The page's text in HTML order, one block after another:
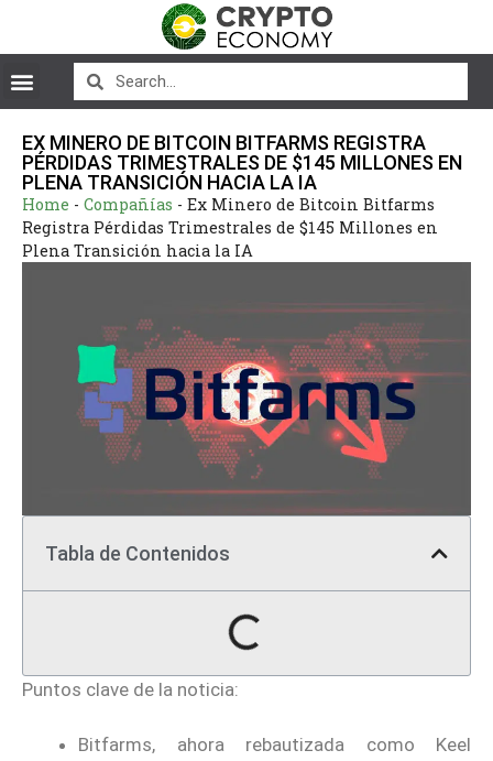
EX MINERO DE BITCOIN BITFARMS REGISTRA
PÉRDIDAS TRIMESTRALES DE $145 MILLONES EN
PLENA TRANSICIÓN HACIA LA IA
Home - Compañías - Ex Minero de Bitcoin Bitfarms
Registra Pérdidas Trimestrales de $145 Millones en
Plena Transición hacia la IA
Tabla de Contenidos
Puntos clave de la noticia:
Bitfarms, ahora rebautizada como Keel